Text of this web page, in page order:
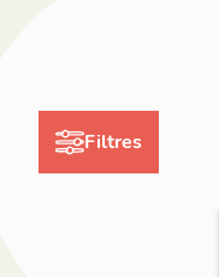
Filtres